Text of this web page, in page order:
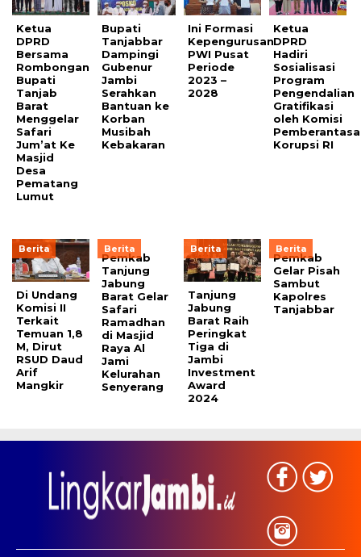
Ketua
DPRD
Bersama
Rombongan
Bupati
Tanjab
Barat
Menggelar
Safari
Jum’at Ke
Masjid
Desa
Pematang
Lumut
Bupati
Tanjabbar
Dampingi
Gubenur
Jambi
Serahkan
Bantuan ke
Korban
Musibah
Kebakaran
Ini Formasi
Kepengurusan
PWI Pusat
Periode
2023 –
2028
Ketua
DPRD
Hadiri
Sosialisasi
Program
Pengendalian
Gratifikasi
oleh Komisi
Korupsi RI
Berita
Di Undang
Komisi II
Terkait
Temuan 1,8
M, Dirut
RSUD Daud
Arif
Mangkir
Berita
Pemkab
Tanjung
Jabung
Barat Gelar
Safari
Ramadhan
di Masjid
Raya Al
Jami
Kelurahan
Senyerang
Berita
Tanjung
Jabung
Barat Raih
Peringkat
Tiga di
Jambi
Investment
Award
2024
Berita
Pemkab
Gelar Pisah
Sambut
Kapolres
Tanjabbar